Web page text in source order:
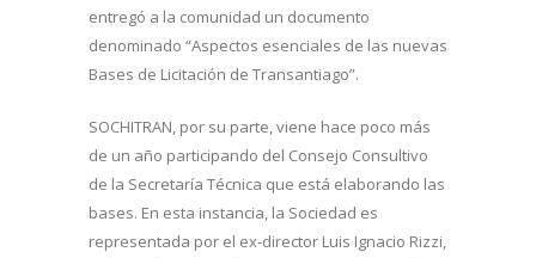
entregó a la comunidad un documento
denominado “Aspectos esenciales de las nuevas
Bases de Licitación de Transantiago”.
SOCHITRAN, por su parte, viene hace poco más
de un año participando del Consejo Consultivo
de la Secretaría Técnica que está elaborando las
bases. En esta instancia, la Sociedad es
representada por el ex-director Luis Ignacio Rizzi,